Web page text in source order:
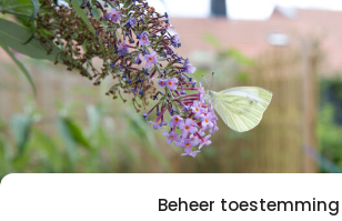
Beheer toestemming